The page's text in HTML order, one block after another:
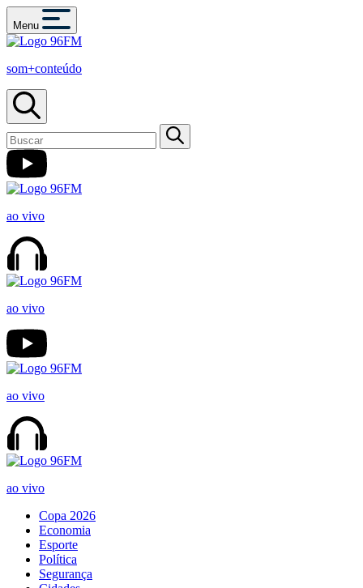
Menu
som+conteúdo
ao vivo
ao vivo
ao vivo
ao vivo
Copa 2026
Economia
Esporte
Política
Segurança